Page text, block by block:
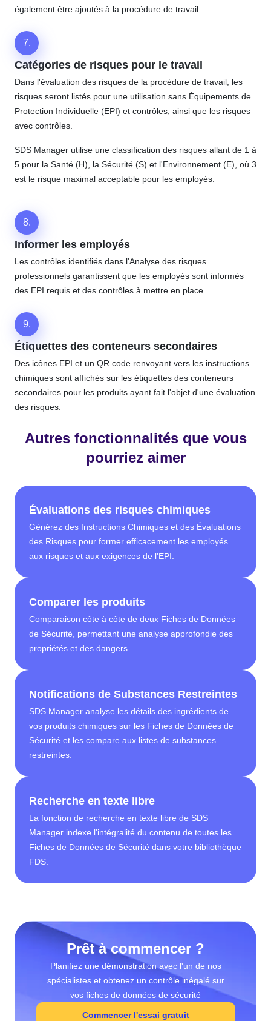
également être ajoutés à la procédure de travail.
7.
Catégories de risques pour le travail
Dans l'évaluation des risques de la procédure de travail, les
risques seront listés pour une utilisation sans Équipements de
Protection Individuelle (EPI) et contrôles, ainsi que les risques
avec contrôles.
SDS Manager utilise une classification des risques allant de 1 à
5 pour la Santé (H), la Sécurité (S) et l'Environnement (E), où 3
est le risque maximal acceptable pour les employés.
8.
Informer les employés
Les contrôles identifiés dans l'Analyse des risques
professionnels garantissent que les employés sont informés
des EPI requis et des contrôles à mettre en place.
9.
Étiquettes des conteneurs secondaires
Des icônes EPI et un QR code renvoyant vers les instructions
chimiques sont affichés sur les étiquettes des conteneurs
secondaires pour les produits ayant fait l'objet d'une évaluation
des risques.
Autres fonctionnalités que vous
pourriez aimer
Évaluations des risques chimiques
Générez des Instructions Chimiques et des Évaluations
des Risques pour former efficacement les employés
aux risques et aux exigences de l'EPI.
Comparer les produits
Comparaison côte à côte de deux Fiches de Données
de Sécurité, permettant une analyse approfondie des
propriétés et des dangers.
Notifications de Substances Restreintes
SDS Manager analyse les détails des ingrédients de
vos produits chimiques sur les Fiches de Données de
Sécurité et les compare aux listes de substances
restreintes.
Recherche en texte libre
La fonction de recherche en texte libre de SDS
Manager indexe l'intégralité du contenu de toutes les
Fiches de Données de Sécurité dans votre bibliothèque
FDS.
Prêt à commencer ?
Planifiez une démonstration avec l'un de nos
spécialistes et obtenez un contrôle inégalé sur
vos fiches de données de sécurité
Commencer l'essai gratuit